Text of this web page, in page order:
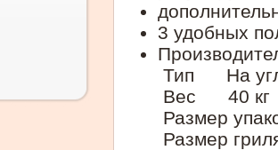
3 удобных
Тип На
Вес 40 кг
Размер
Размер